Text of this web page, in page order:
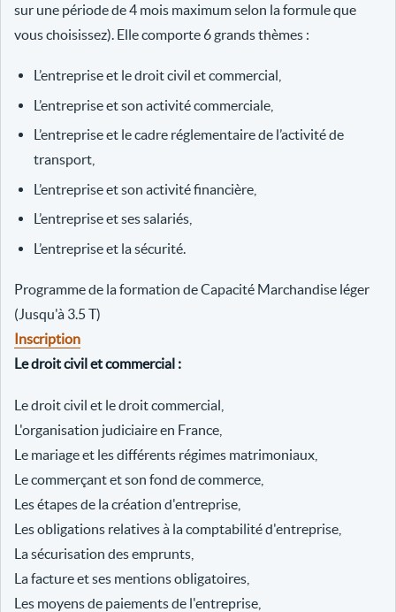
sur une période de 4 mois maximum selon la formule que
vous choisissez). Elle comporte 6 grands thèmes :
L’entreprise et le droit civil et commercial,
L’entreprise et son activité commerciale,
L’entreprise et le cadre réglementaire de l’activité de
transport,
L’entreprise et son activité financière,
L’entreprise et ses salariés,
L’entreprise et la sécurité.
Programme de la formation de Capacité Marchandise léger
(Jusqu'à 3.5 T)
Inscription
Le droit civil et commercial :
Le droit civil et le droit commercial,
L'organisation judiciaire en France,
Le mariage et les différents régimes matrimoniaux,
Le commerçant et son fond de commerce,
Les étapes de la création d'entreprise,
Les obligations relatives à la comptabilité d'entreprise,
La sécurisation des emprunts,
La facture et ses mentions obligatoires,
Les moyens de paiements de l'entreprise,